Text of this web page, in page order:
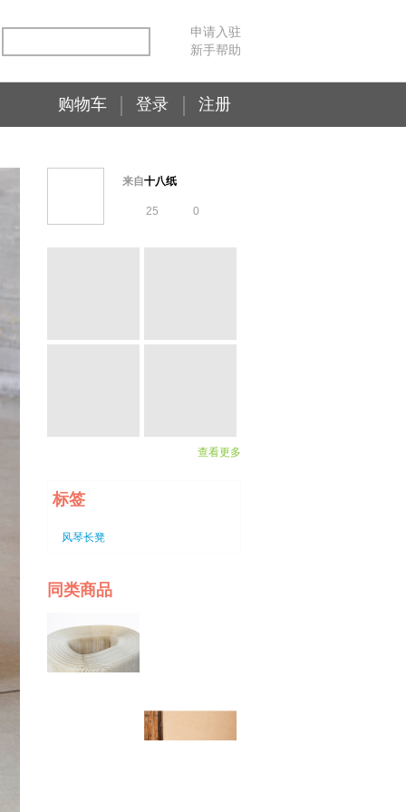
申请入驻
新手帮助
购物车 登录 注册
来自十八纸
25 0
查看更多
标签
风琴长凳
同类商品